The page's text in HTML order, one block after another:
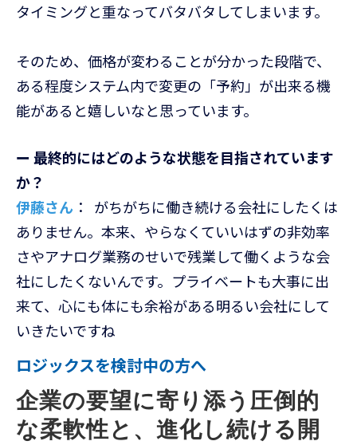
タイミングと重なってバタバタしてしまいます。
そのため、価格が変わることが分かった段階で、
ある程度システム内で変更の「予約」が出来る機
能があると嬉しいなと思っています。
ー 最終的にはどのような状態を目指されています
か？
伊藤さん ： がちがちに働き続ける会社にしたくは
ありません。本来、やらなくていいはずの非効率
さやアナログ業務のせいで残業して働くような会
社にしたくないんです。プライベートも大事に出
来て、心にも体にも余裕がある明るい会社にして
いきたいですね
ロジックスを検討中の方へ
企業の要望に寄り添う圧倒的
な柔軟性と、進化し続ける開